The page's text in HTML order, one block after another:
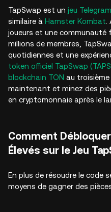
TapSwap est un jeu
similaire à Hamster Kombat
joueurs et une communauté
millions de membres,
quotidiennes et une
token officiel TapSwap
blockchain TON au
maintenant et minez des
en cryptomonnaie après le
Comment
Élevés sur le Jeu
En plus de résoudre le code
moyens de gagner des